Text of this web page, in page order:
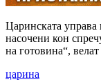
Царинската управа
насочени кон
на готовина“,
царина